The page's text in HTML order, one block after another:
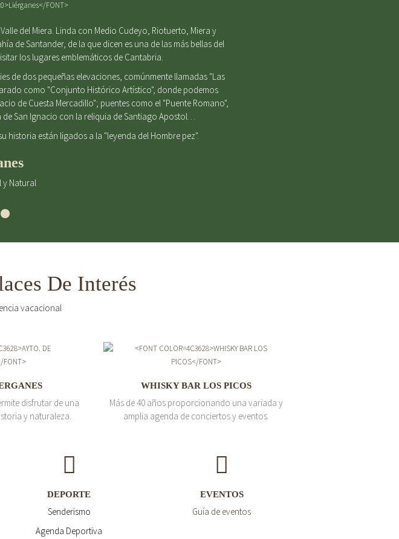
del Miera. Linda con Medio Cudeyo, Riotuerto, Miera y
de Santander, de la que dicen es una de las más bellas del
los lugares emblemáticos de Cantabria.
de dos pequeñas elevaciones, comúnmente llamadas "Las
como "Conjunto Histórico Artístico", donde podemos
de Cuesta Mercadillo"; puentes como el "Puente Romano",
San Ignacio con la reliquia de Santiago Apostol…
historia están ligados a la "leyenda del Hombre pez".
y Natural
De Interés
vacacional
disfrutar de una
y naturaleza.
WHISKY BAR LOS PICOS
Más de 40 años proporcionando una variada y
amplia agenda de conciertos y eventos.
DEPORTE
Senderismo
Agenda Deportiva
EVENTOS
Guía de eventos